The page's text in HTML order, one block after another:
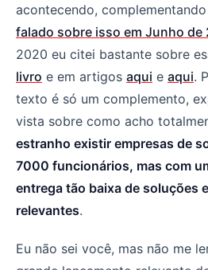
acontecendo,
falado sobre isso em Junho de
2020 eu citei bastante sobre
livro e em artigos aqui e aqui.
texto é só um complemento,
vista sobre como acho
estranho existir empresas de
7000 funcionários, mas com
entrega tão baixa de soluções
relevantes.
Eu não sei você, mas não me